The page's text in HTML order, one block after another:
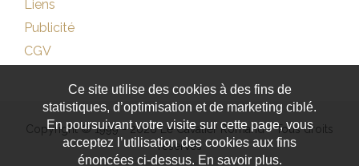
Liens
Publicité
CGV
Copyright © 1999 - 2026 Le Cavalier Romand - Tous droits
réservés
Ce site utilise des cookies à des fins de
statistiques, d’optimisation et de marketing ciblé.
En poursuivant votre visite sur cette page, vous
acceptez l’utilisation des cookies aux fins
énoncées ci-dessus. En savoir plus.